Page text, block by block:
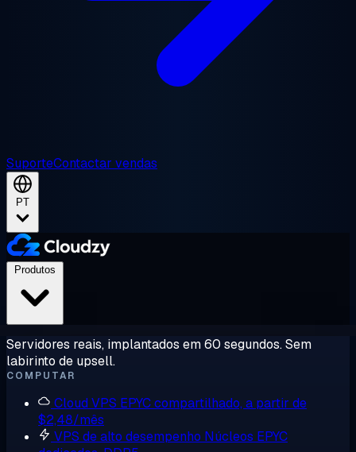
SuporteContactar vendas
PT
Servidores reais, implantados em 60 segundos. Sem
labirinto de upsell.
COMPUTAR
Cloud VPS EPYC compartilhado, a partir de
$2,48/mês
VPS de alto desempenho Núcleos EPYC